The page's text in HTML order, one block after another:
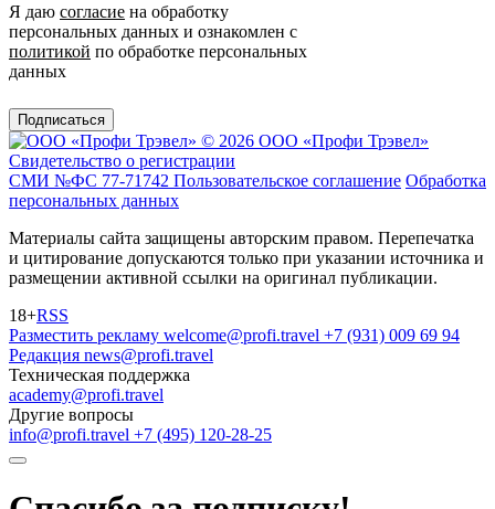
Я даю согласие на обработку
персональных данных и ознакомлен с
политикой по обработке персональных
данных
Подписаться
© 2026 ООО «Профи Трэвeл»
Свидетельство о регистрации
СМИ №ФС 77-71742 Пользовательское соглашение Обработка
персональных данных
Материалы сайта защищены авторским правом. Перепечатка
и цитирование допускаются только при указании источника и
размещении активной ссылки на оригинал публикации.
18+RSS
Разместить рекламу welcome@profi.travel +7 (931) 009 69 94
Редакция news@profi.travel
Техническая поддержка
academy@profi.travel
Другие вопросы
info@profi.travel +7 (495) 120-28-25